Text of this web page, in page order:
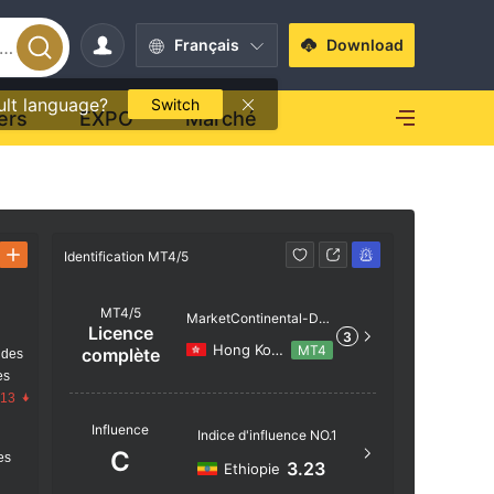
Français
language? Switch
Download
EXPO Marché
Identification MT4/5
MT4/5
Licence
complète
MarketContinental-DE
Hong Kong MT4
3
Influence
C
Indice d'influence NO.1
Ethiopie 3.23